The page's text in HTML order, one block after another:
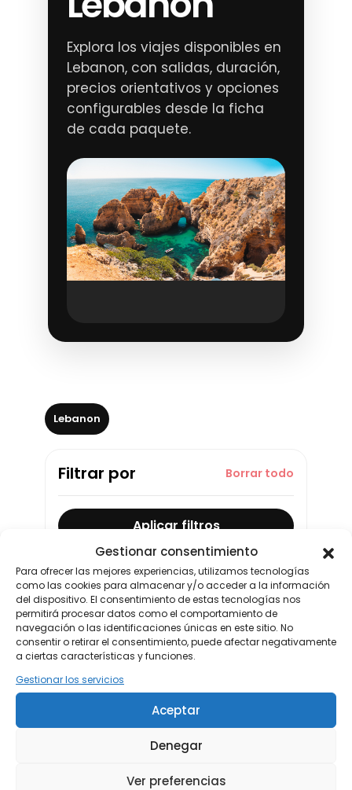
Gestionar consentimiento
Para ofrecer las mejores experiencias, utilizamos tecnologías
como las cookies para almacenar y/o acceder a la información
del dispositivo. El consentimiento de estas tecnologías nos
permitirá procesar datos como el comportamiento de
navegación o las identificaciones únicas en este sitio. No
consentir o retirar el consentimiento, puede afectar negativamente
a ciertas características y funciones.
Gestionar los servicios
Aceptar
Denegar
Ver preferencias
Explora los viajes disponibles en
Lebanon, con salidas, duración,
precios orientativos y opciones
configurables desde la ficha
de cada paquete.
Lebanon
Filtrar por Borrar todo
Aplicar filtros
Buscar
0 resultados
No hay viajes disponibles con estos